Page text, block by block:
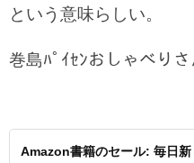
という意味らしい。
巻島ﾊﾟｲｾﾝおしゃべりさ
Amazon書籍のセール: 毎日新